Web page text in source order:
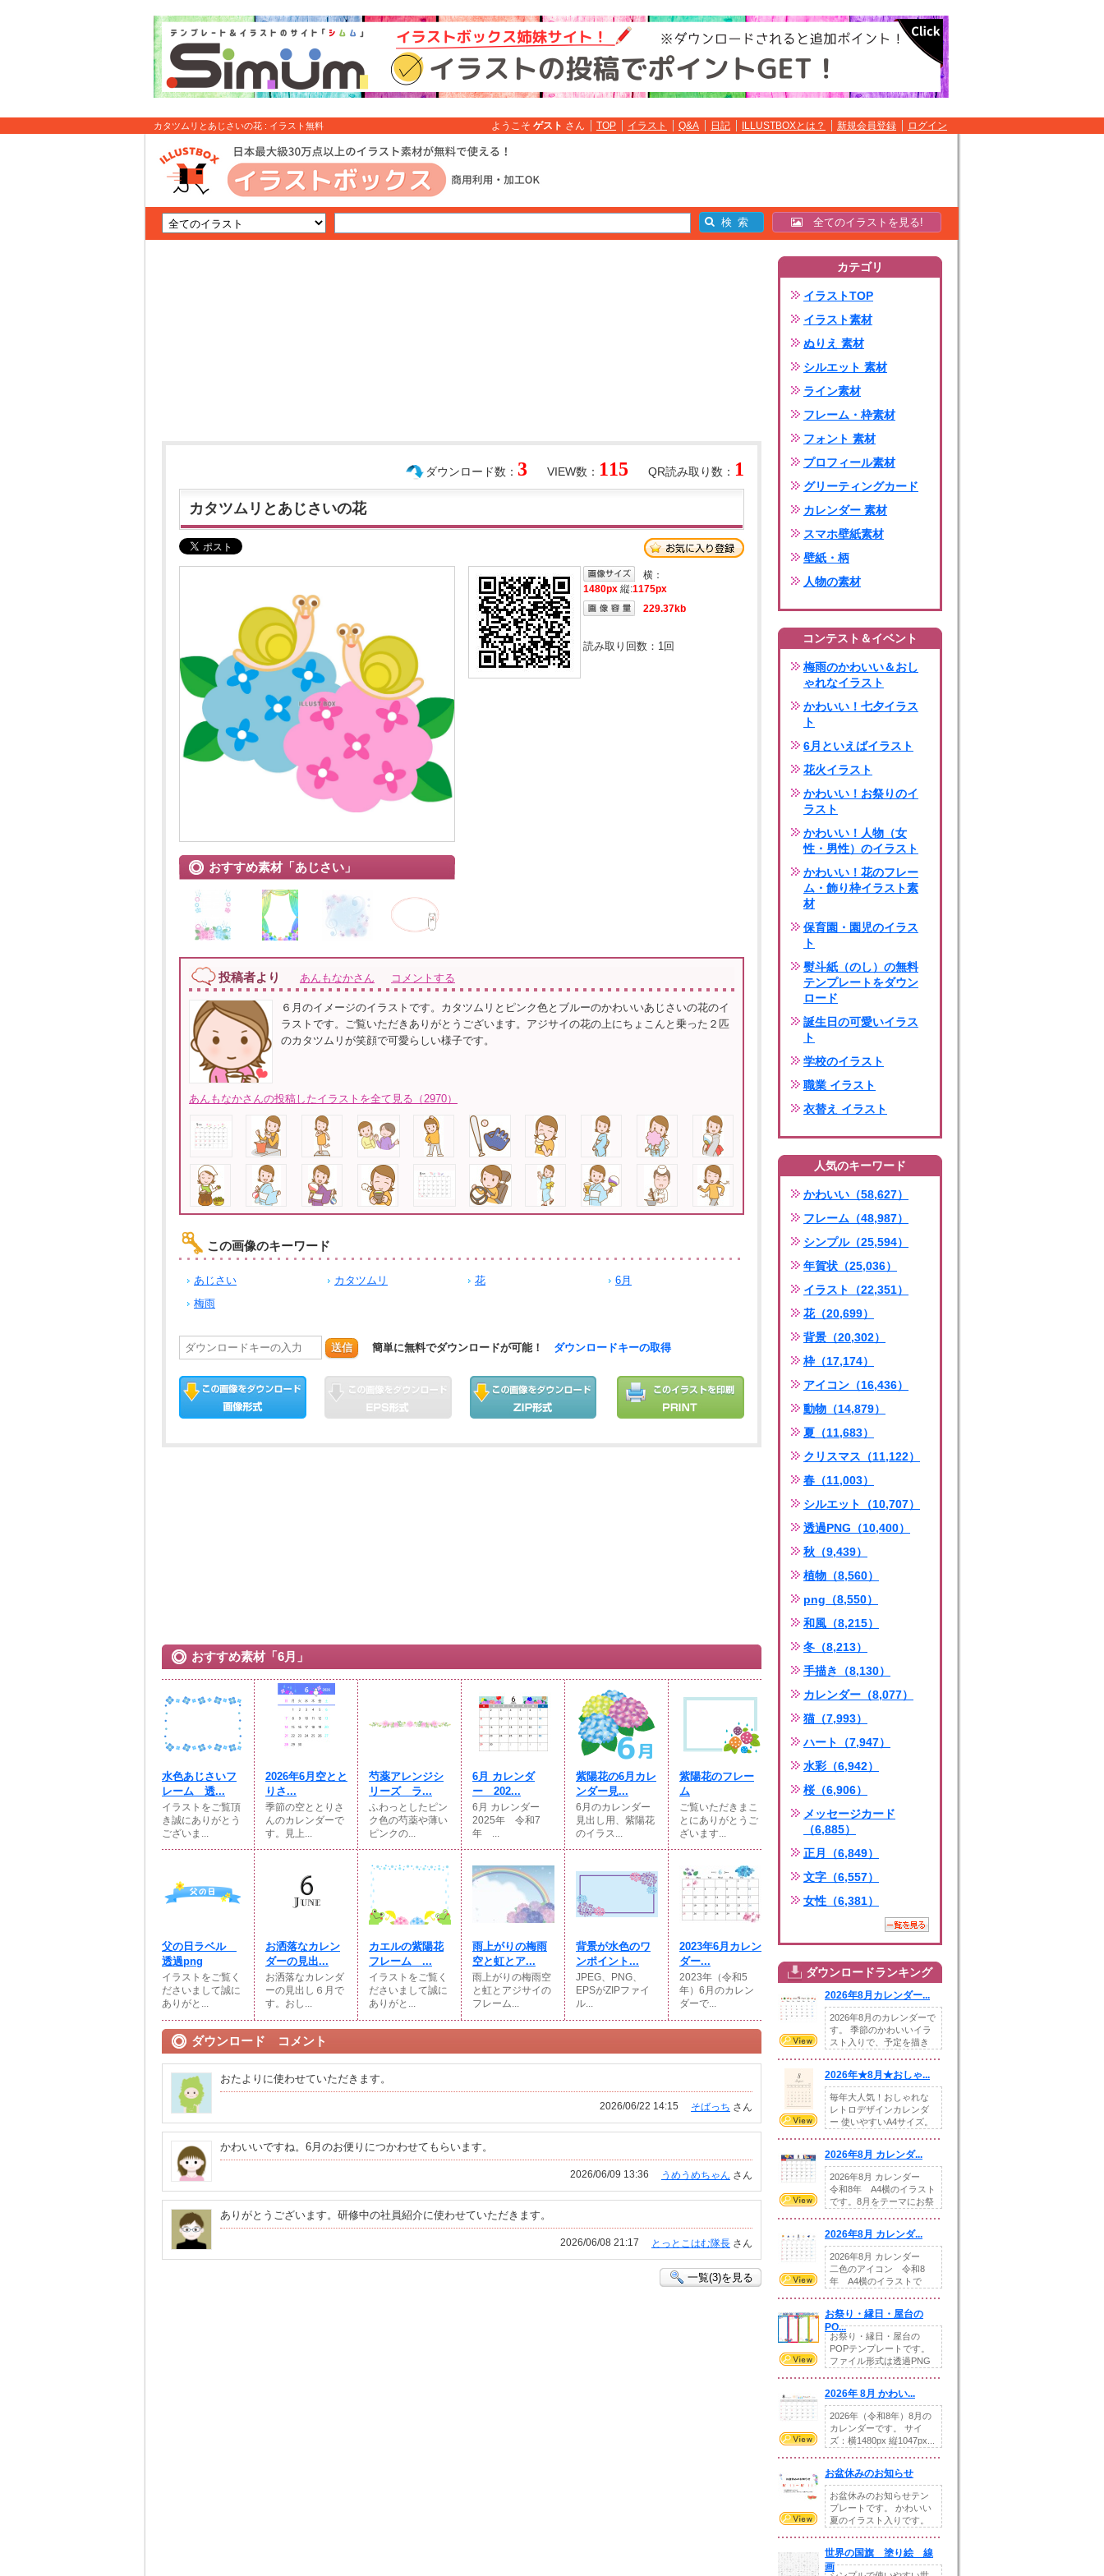
カタツムリとあじさいの花 : イラスト無料 ようこそ ゲスト さん TOP イラスト Q&A 日記 ILLUSTBOXとは？ 新規会員登録 ログイン
全てのイラストを見る!
QR読み取り数： 1
VIEW数： 115
ダウンロード数： 3
カタツムリとあじさいの花
おすすめ素材「あじさい」
横：
1480px 縦:1175px
229.37kb
読み取り回数： 1回
投稿者より あんもなかさん コメントする
６月のイメージのイラストです。カタツムリとピンク色とブルーのかわいいあじさいの花のイ
ラストです。ご覧いただきありがとうございます。アジサイの花の上にちょこんと乗った２匹
のカタツムリが笑顔で可愛らしい様子です。
あんもなかさんの投稿したイラストを全て見る（2970）
この画像のキーワード
あじさい カタツムリ 花
6月
梅雨
送信 簡単に無料でダウンロードが可能！ ダウンロードキーの取得
おすすめ素材「6月」
水色あじさいフ
レーム 透...
イラストをご覧頂
き誠にありがとう
ございま...
2026年6月空とと
りさ...
季節の空ととりさ
んのカレンダーで
す。見上...
芍薬アレンジシ
リーズ ラ...
ふわっとしたピン
ク色の芍薬や薄い
ピンクの...
6月 カレンダ
ー 202...
6月 カレンダー
2025年 令和7
年 ...
紫陽花の6月カレ
ンダー見...
6月のカレンダー
見出し用、紫陽花
のイラス...
紫陽花のフレー
ム
ご覧いただきまこ
とにありがとうご
ざいます...
父の日ラベル
透過png
イラストをご覧く
ださいまして誠に
ありがと...
お洒落なカレン
ダーの見出...
お洒落なカレンダ
ーの見出し６月で
す。おし...
カエルの紫陽花
フレーム ...
イラストをご覧く
ださいまして誠に
ありがと...
雨上がりの梅雨
空と虹とア...
雨上がりの梅雨空
と虹とアジサイの
フレーム...
背景が水色のワ
ンポイント...
JPEG、PNG、
EPSがZIPファイ
ル...
2023年6月カレン
ダー...
2023年（令和5
年）6月のカレン
ダーで...
ダウンロード コメント
おたよりに使わせていただきます。
そばっち さん
2026/06/22 14:15
かわいいですね。6月のお便りにつかわせてもらいます。
うめうめちゃん さん
2026/06/09 13:36
ありがとうございます。研修中の社員紹介に使わせていただきます。
とっとこはむ隊長 さん
2026/06/08 21:17
一覧(3)を見る
カテゴリ
イラストTOP
イラスト素材
ぬりえ 素材
シルエット 素材
ライン素材
フレーム・枠素材
フォント 素材
プロフィール素材
グリーティングカード
カレンダー 素材
スマホ壁紙素材
壁紙・柄
人物の素材
コンテスト＆イベント
梅雨のかわいい＆おし
ゃれなイラスト
かわいい！七夕イラス
ト
6月といえばイラスト
花火イラスト
かわいい！お祭りのイ
ラスト
かわいい！人物（女
性・男性）のイラスト
かわいい！花のフレー
ム・飾り枠イラスト素
材
保育園・園児のイラス
ト
熨斗紙（のし）の無料
テンプレートをダウン
ロード
誕生日の可愛いイラス
ト
学校のイラスト
職業 イラスト
衣替え イラスト
人気のキーワード
かわいい（58,627）
フレーム（48,987）
シンプル（25,594）
年賀状（25,036）
イラスト（22,351）
花（20,699）
背景（20,302）
枠（17,174）
アイコン（16,436）
動物（14,879）
夏（11,683）
クリスマス（11,122）
春（11,003）
シルエット（10,707）
透過PNG（10,400）
秋（9,439）
植物（8,560）
png（8,550）
和風（8,215）
冬（8,213）
手描き（8,130）
カレンダー（8,077）
猫（7,993）
ハート（7,947）
水彩（6,942）
桜（6,906）
メッセージカード
（6,885）
正月（6,849）
文字（6,557）
女性（6,381）
ダウンロードランキング
2026年8月カレンダー...
2026年8月のカレンダーで
す。 季節のかわいいイラ
スト入りで、予定を描き
2026年★8月★おしゃ...
毎年大人気！おしゃれな
レトロデザインカレンダ
ー 使いやすいA4サイズ。
2026年8月 カレンダ...
2026年8月 カレンダー
令和8年 A4横のイラスト
です。8月をテーマにお祭
2026年8月 カレンダ...
2026年8月 カレンダー
二色のアイコン 令和8
年 A4横のイラストで
お祭り・縁日・屋台の
PO...
お祭り・縁日・屋台の
POPテンプレートです。
ファイル形式は透過PNG
2026年 8月 かわい...
2026年（令和8年）8月の
カレンダーです。 サイ
ズ：横1480px 縦1047px...
お盆休みのお知らせ
お盆休みのお知らせテン
プレートです。 かわいい
夏のイラスト入りです。
世界の国旗 塗り絵 線
画